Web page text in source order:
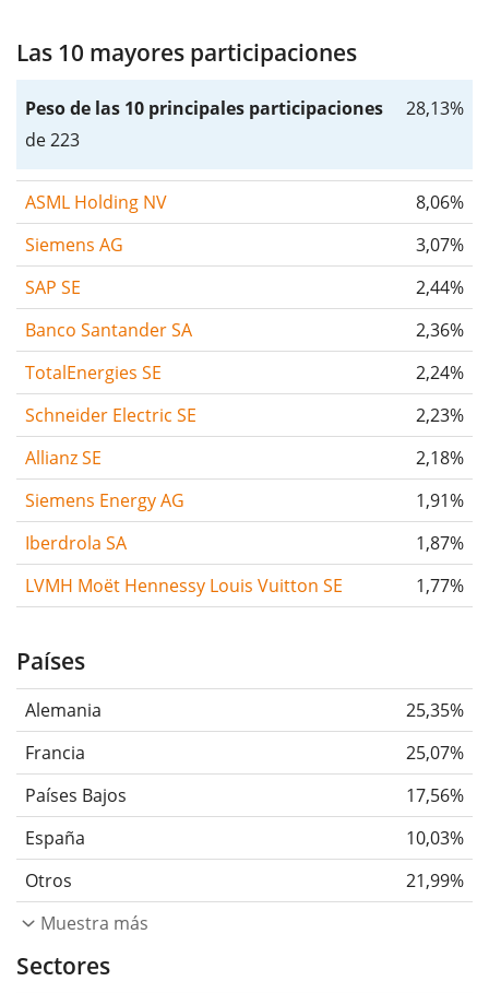
Las 10 mayores participaciones
Peso de las 10 principales participaciones
de 223
28,13%
ASML Holding NV
8,06%
Siemens AG
3,07%
SAP SE
2,44%
Banco Santander SA
2,36%
TotalEnergies SE
2,24%
Schneider Electric SE
2,23%
Allianz SE
2,18%
Siemens Energy AG
1,91%
Iberdrola SA
1,87%
LVMH Moët Hennessy Louis Vuitton SE
1,77%
Países
Alemania
25,35%
Francia
25,07%
Países Bajos
17,56%
España
10,03%
Otros
21,99%
Muestra más
Sectores